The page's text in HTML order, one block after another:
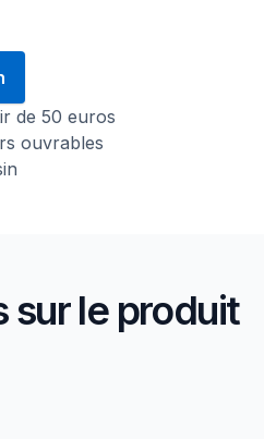
de 50 euros
ouvrables
sur le produit